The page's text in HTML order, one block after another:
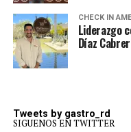
CHECK IN
Liderazgo
Díaz
Tweets by gastro_rd
SIGUENOS EN TWITTER